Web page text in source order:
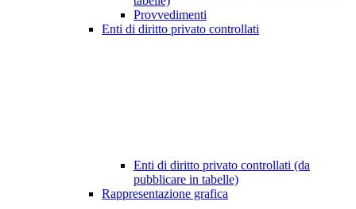
Provvedimenti
Enti di diritto privato controllati
Enti di diritto privato controllati (da
pubblicare in tabelle)
Rappresentazione grafica